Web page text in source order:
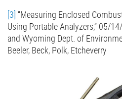
[3] “Measuring Enclosed
Using Portable Analyzers,” 05/
and Wyoming Dept. of
Beeler, Beck, Polk, Etcheverry